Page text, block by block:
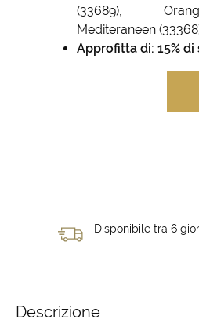
(33689),
Mediteraneen
Approfitta di: 15%
Disponibile tra 6
Descrizione